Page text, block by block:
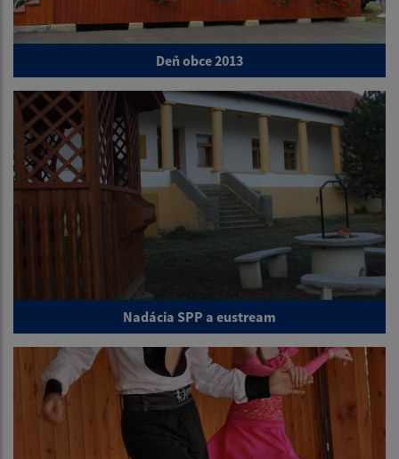
Deň obce 2013
Nadácia SPP a eustream